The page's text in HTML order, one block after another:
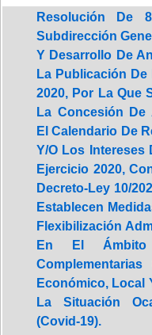
Resolución De
Subdirección
Y Desarrollo De
La Publicación
2020, Por La Que
La Concesión De
El Calendario De
Y/O Los Intereses
Ejercicio 2020,
Decreto-Ley 10/
Establecen
Flexibilización
En El
Económico, Local
La Situación
(Covid-19).